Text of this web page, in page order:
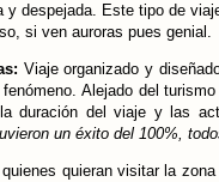
despejada. Este tipo de
si ven auroras pues genial.
Viaje organizado y
Alejado del
duración del viaje y las
un éxito del 100%,
quienes quieran visitar la